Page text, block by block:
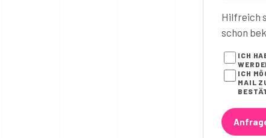
Hilfreich
schon
ICH
ICH
AIL